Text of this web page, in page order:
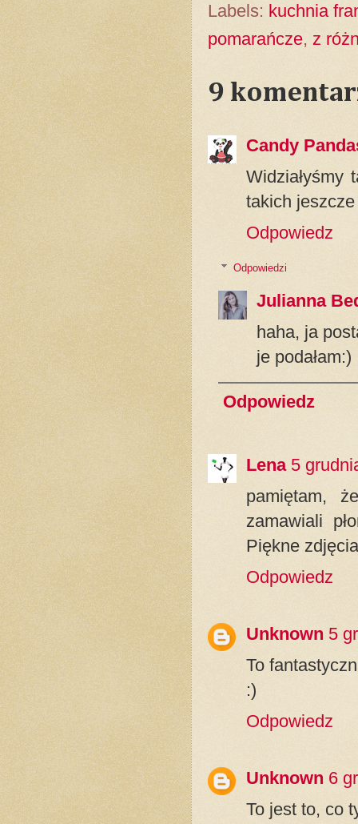
Labels: kuchnia
pomarańcze, z
9
Candy
Widziałyśmy
takich jeszcze
Odpowiedz
Odpowiedzi
Julianna
haha, ja
je podałam:)
Odpowiedz
Lena 5
pamiętam,
zamawiali
Piękne
Odpowiedz
Unknown 5
To
:)
Odpowiedz
Unknown 6
To jest to, co